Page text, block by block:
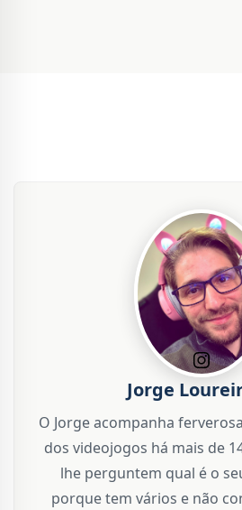
Jorge
O Jorge acompanha
dos videojogos há mais de
lhe perguntem qual é o
porque tem vários e não